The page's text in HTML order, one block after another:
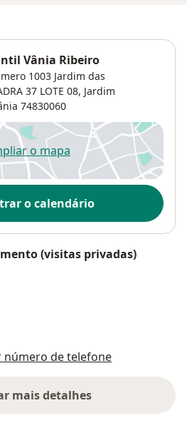
Vânia Ribeiro
1003 Jardim das
37 LOTE 08, Jardim
74830060
o mapa
abre num novo separador
o calendário
(visitas privadas)
número de telefone
mais detalhes
sobre o endereço